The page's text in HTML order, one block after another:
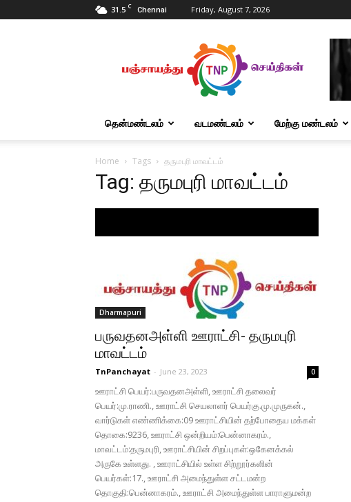
31.5 C Chennai Friday, August 7, 2026
Tnpanchayat
தென்மண்டலம் வடமண்டலம் மேற்கு மண்டலம்
Home Tags தருமபுரி மாவட்டம்
Tag: தருமபுரி மாவட்டம்
Dharmapuri
பருவதனஅள்ளி ஊராட்சி- தருமபுரி
மாவட்டம்
TnPanchayat - June 23, 2023 0
ஊராட்சி பெயர்:பருவதனஅள்ளி, ஊராட்சி தலைவர்
பெயர்:மு.ராணி., ஊராட்சி செயலாளர் பெயர்கு.மு.முருகன்.,
வார்டுகள் எண்ணிக்கை:09 ஊராட்சியின் தற்போதைய மக்கள்
தொகை:9236, ஊராட்சி ஒன்றியம்:பென்னாகரம்.,
மாவட்டம்:தருமபுரி, ஊராட்சியின் சிறப்புகள்:ஒகேனக்கல்
அருகே உள்ளது. , ஊராட்சியில் உள்ள சிற்றூர்களின்
பெயர்கள்:17., ஊராட்சி அமைந்துள்ள சட்டமன்ற
தொகுதி:பென்னாகரம்., ஊராட்சி அமைந்துள்ள பாராளுமன்ற